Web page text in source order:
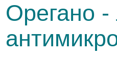
Орегано